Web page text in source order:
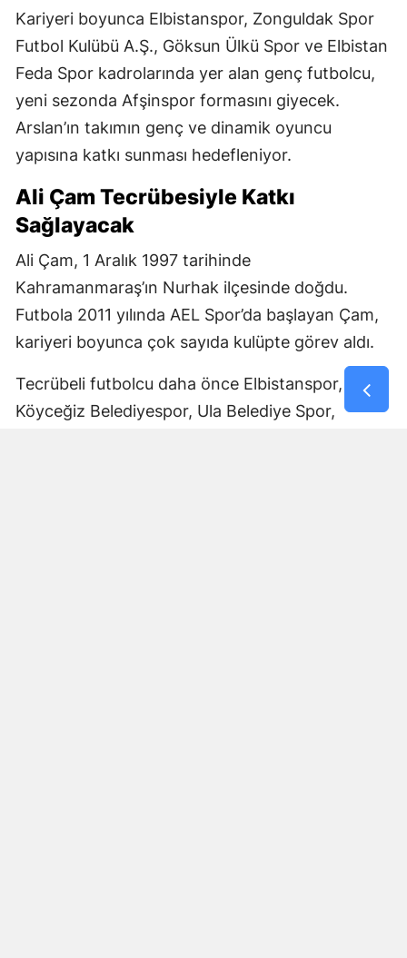
Kariyeri boyunca Elbistanspor, Zonguldak Spor
Futbol Kulübü A.Ş., Göksun Ülkü Spor ve Elbistan
Feda Spor kadrolarında yer alan genç futbolcu,
yeni sezonda Afşinspor formasını giyecek.
Arslan’ın takımın genç ve dinamik oyuncu
yapısına katkı sunması hedefleniyor.
Ali Çam Tecrübesiyle Katkı
Sağlayacak
Ali Çam, 1 Aralık 1997 tarihinde
Kahramanmaraş’ın Nurhak ilçesinde doğdu.
Futbola 2011 yılında AEL Spor’da başlayan Çam,
kariyeri boyunca çok sayıda kulüpte görev aldı.
Tecrübeli futbolcu daha önce Elbistanspor,
Köyceğiz Belediyespor, Ula Belediye Spor,